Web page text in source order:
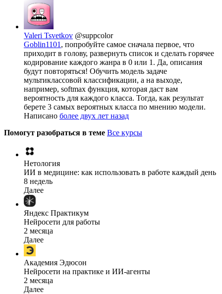
Valeri Tsvetkov @suppcolor
Goblin1101 , попробуйте самое сначала первое, что
приходит в голову, развернуть список и сделать горячее
кодирование каждого жанра в 0 или 1. Да, описания
будут повторяться! Обучить модель задаче
мультиклассовой классификации, а на выходе,
например, softmax функция, которая даст вам
вероятность для каждого класса. Тогда, как результат
берете 3 самых вероятных класса по мнению модели.
Написано более двух лет назад
Помогут разобраться в теме Все курсы
Нетология
ИИ в медицине: как использовать в работе каждый день
8 недель
Далее
Яндекс Практикум
Нейросети для работы
2 месяца
Далее
Академия Эдюсон
Нейросети на практике и ИИ-агенты
2 месяца
Далее